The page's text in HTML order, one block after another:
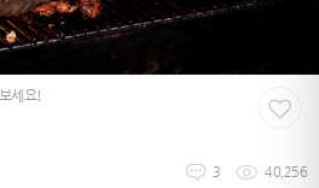
세요!
3 40,256